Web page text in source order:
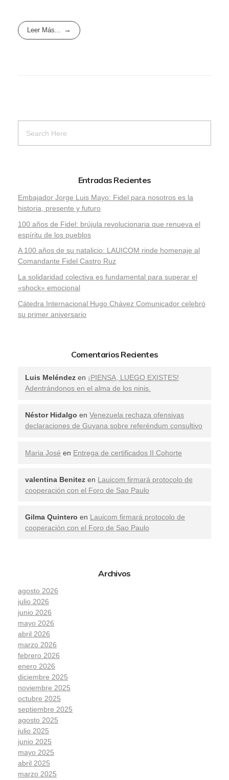
Leer Más...
Entradas Recientes
Embajador Jorge Luis Mayo: Fidel para nosotros es la
historia, presente y futuro
100 años de Fidel: brújula revolucionaria que renueva el
espíritu de los pueblos
A 100 años de su natalicio: LAUICOM rinde homenaje al
Comandante Fidel Castro Ruz
La solidaridad colectiva es fundamental para superar el
«shock» emocional
Cátedra Internacional Hugo Chávez Comunicador celebró
su primer aniversario
Comentarios Recientes
Luis Meléndez en ¡PIENSA, LUEGO EXISTES!
Adentrándonos en el alma de los ninis.
Néstor Hidalgo en Venezuela rechaza ofensivas
declaraciones de Guyana sobre referéndum consultivo
Maria José en Entrega de certificados II Cohorte
valentina Benitez en Lauicom firmará protocolo de
cooperación con el Foro de Sao Paulo
Gilma Quintero en Lauicom firmará protocolo de
cooperación con el Foro de Sao Paulo
Archivos
agosto 2026
julio 2026
junio 2026
mayo 2026
abril 2026
marzo 2026
febrero 2026
enero 2026
diciembre 2025
noviembre 2025
octubre 2025
septiembre 2025
agosto 2025
julio 2025
junio 2025
mayo 2025
abril 2025
marzo 2025